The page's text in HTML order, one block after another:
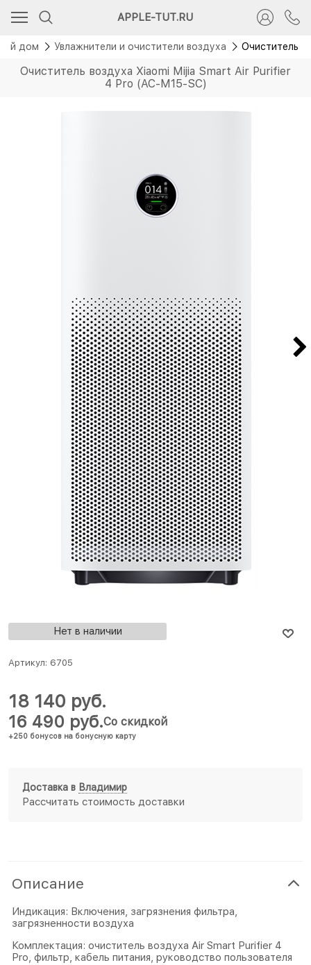
APPLE-TUT.RU
дом Увлажнители и очистители воздуха Очиститель
Очиститель воздуха Xiaomi Mijia Smart Air Purifier
4 Pro (AC-M15-SC)
Новинка
Нет в наличии
Артикул: 6705
16 490 руб.
+250 бонусов на бонусную карту
Со скидкой
18 140 руб.
Доставка в Владимир
Рассчитать стоимость доставки
Описание
Индикация: Включения, загрязнения фильтра,
загрязненности воздуха
Комплектация: очиститель воздуха Air Smart Purifier 4
Pro, фильтр, кабель питания, руководство пользователя